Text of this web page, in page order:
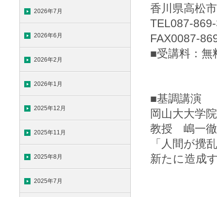
2026年7月
2026年6月
2026年2月
2026年1月
2025年12月
2025年11月
2025年8月
2025年7月
香川県高松
TEL087-
FAX0087-
■受講料：無
■基調講演
岡山大大学
教授 嶋一徹
「人間が攪
新たに造成